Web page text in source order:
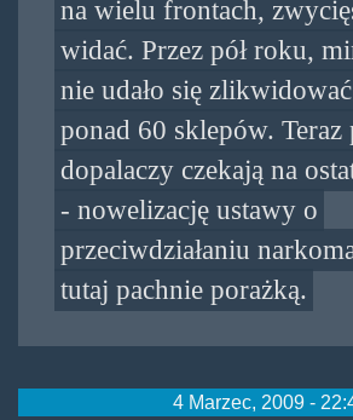
na wielu frontach,
widać. Przez pół roku,
nie udało się
ponad 60 sklepów.
dopalaczy czekają na
- nowelizację ustawy o
przeciwdziałaniu
tutaj pachnie porażką.
4 Marzec, 2009 -